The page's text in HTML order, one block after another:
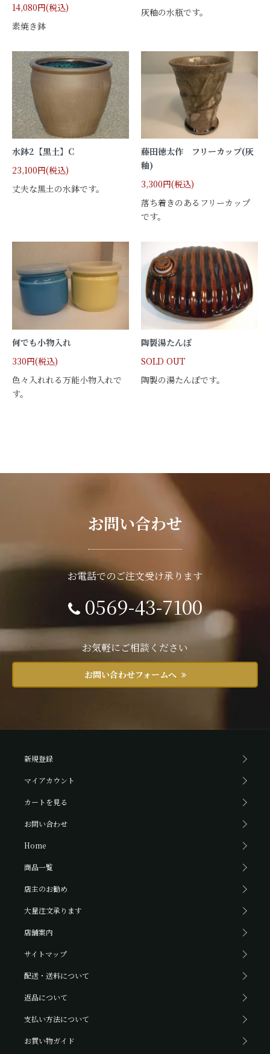
14,080円(税込)
素焼き鉢
灰釉の水瓶です。
水鉢2【黒土】C
23,100円(税込)
丈夫な黒土の水鉢です。
藤田徳太作 フリーカップ(灰
釉)
3,300円(税込)
落ち着きのあるフリーカップ
です。
何でも小物入れ
330円(税込)
色々入れれる万能小物入れで
す。
陶製湯たんぽ
SOLD OUT
陶製の湯たんぽです。
お問い合わせ
お電話でのご注文受け承ります
0569-43-7100
お気軽にご相談ください
お問い合わせフォームへ
新規登録
マイアカウント
カートを見る
お問い合わせ
Home
商品一覧
店主のお勧め
大量注文承ります
店舗案内
サイトマップ
配送・送料について
返品について
支払い方法について
お買い物ガイド